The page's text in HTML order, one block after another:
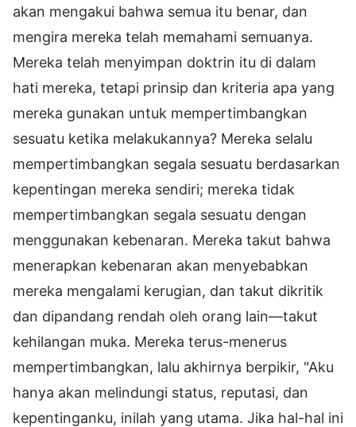
akan mengakui bahwa semua itu benar, dan
mengira mereka telah memahami semuanya.
Mereka telah menyimpan doktrin itu di dalam
hati mereka, tetapi prinsip dan kriteria apa yang
mereka gunakan untuk mempertimbangkan
sesuatu ketika melakukannya? Mereka selalu
mempertimbangkan segala sesuatu berdasarkan
kepentingan mereka sendiri; mereka tidak
mempertimbangkan segala sesuatu dengan
menggunakan kebenaran. Mereka takut bahwa
menerapkan kebenaran akan menyebabkan
mereka mengalami kerugian, dan takut dikritik
dan dipandang rendah oleh orang lain—takut
kehilangan muka. Mereka terus-menerus
mempertimbangkan, lalu akhirnya berpikir, "Aku
hanya akan melindungi status, reputasi, dan
kepentinganku, inilah yang utama. Jika hal-hal ini